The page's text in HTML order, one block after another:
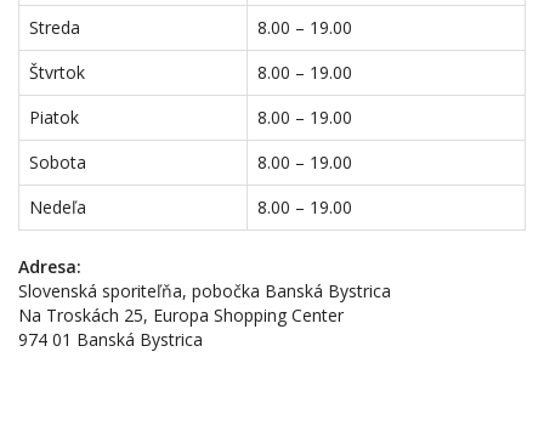
Streda
8.00 – 19.00
Štvrtok
8.00 – 19.00
Piatok
8.00 – 19.00
Sobota
8.00 – 19.00
Nedeľa
8.00 – 19.00
Adresa:
Slovenská sporiteľňa, pobočka Banská Bystrica
Na Troskách 25, Europa Shopping Center
974 01 Banská Bystrica